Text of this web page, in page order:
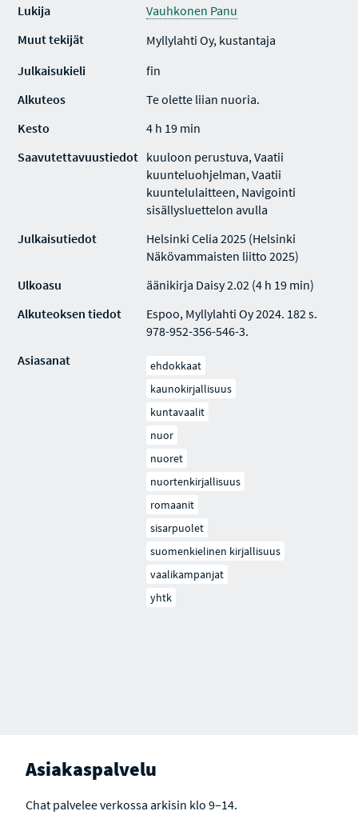
Lukija
Vauhkonen Panu
Muut tekijät
Myllylahti Oy, kustantaja
Julkaisukieli
fin
Alkuteos
Te olette liian nuoria.
Kesto
4 h 19 min
Saavutettavuustiedot kuuloon perustuva, Vaatii
kuunteluohjelman, Vaatii
kuuntelulaitteen, Navigointi
sisällysluettelon avulla
Julkaisutiedot
Helsinki Celia 2025 (Helsinki
Näkövammaisten liitto 2025)
Ulkoasu
äänikirja Daisy 2.02 (4 h 19 min)
Alkuteoksen tiedot
Espoo, Myllylahti Oy 2024. 182 s.
978-952-356-546-3.
Asiasanat
ehdokkaat
kaunokirjallisuus
kuntavaalit
nuor
nuoret
nuortenkirjallisuus
romaanit
sisarpuolet
suomenkielinen kirjallisuus
vaalikampanjat
yhtk
Asiakaspalvelu
Chat palvelee verkossa arkisin klo 9–14.